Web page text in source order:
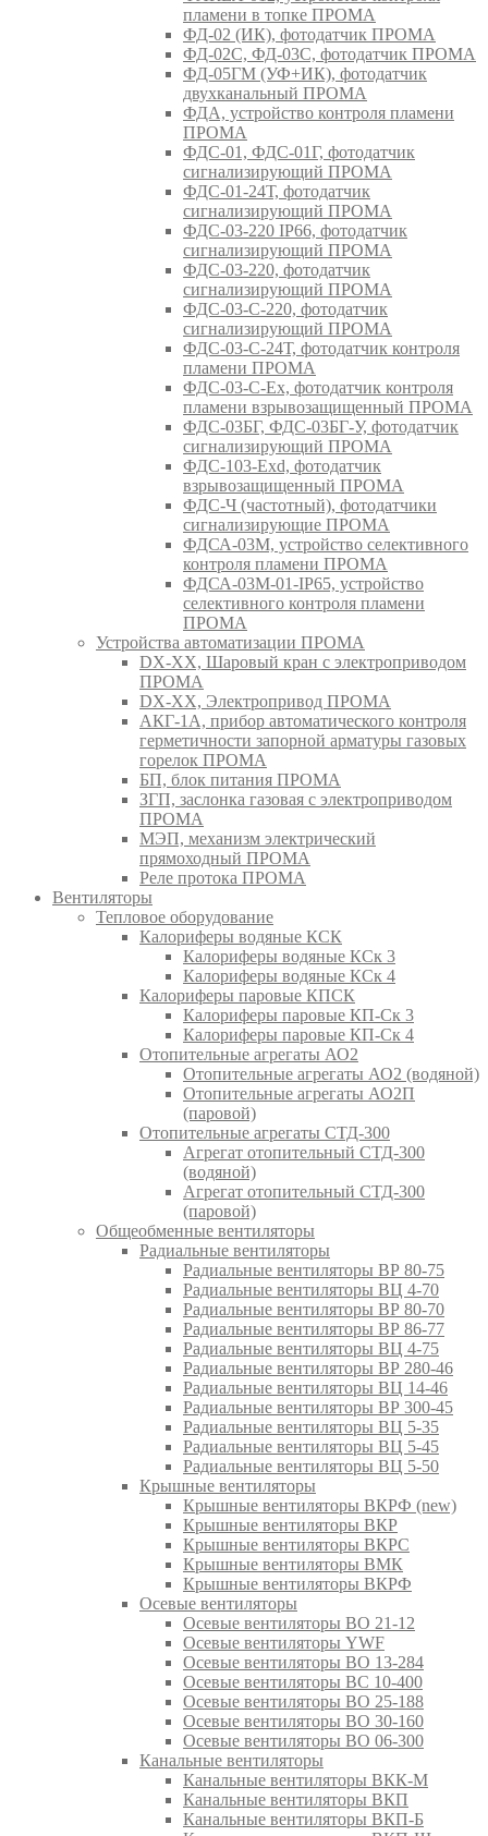
пламени в топке ПРОМА
ФД-02 (ИК), фотодатчик ПРОМА
ФД-02С, ФД-03С, фотодатчик ПРОМА
ФД-05ГМ (УФ+ИК), фотодатчик
двухканальный ПРОМА
ФДА, устройство контроля пламени
ПРОМА
ФДС-01, ФДС-01Г, фотодатчик
сигнализирующий ПРОМА
ФДС-01-24Т, фотодатчик
сигнализирующий ПРОМА
ФДС-03-220 IP66, фотодатчик
сигнализирующий ПРОМА
ФДС-03-220, фотодатчик
сигнализирующий ПРОМА
ФДС-03-С-220, фотодатчик
сигнализирующий ПРОМА
ФДС-03-С-24Т, фотодатчик контроля
пламени ПРОМА
ФДС-03-С-Ex, фотодатчик контроля
пламени взрывозащищенный ПРОМА
ФДС-03БГ, ФДС-03БГ-У, фотодатчик
сигнализирующий ПРОМА
ФДС-103-Ехd, фотодатчик
взрывозащищенный ПРОМА
ФДС-Ч (частотный), фотодатчики
сигнализирующие ПРОМА
ФДСА-03М, устройство селективного
контроля пламени ПРОМА
ФДСА-03М-01-IP65, устройство
селективного контроля пламени
ПРОМА
Устройства автоматизации ПРОМА
DX-XX, Шаровый кран c электроприводом
ПРОМА
DX-XX, Электропривод ПРОМА
АКГ-1А, прибор автоматического контроля
герметичности запорной арматуры газовых
горелок ПРОМА
БП, блок питания ПРОМА
ЗГП, заслонка газовая с электроприводом
ПРОМА
МЭП, механизм электрический
прямоходный ПРОМА
Реле протока ПРОМА
Вентиляторы
Тепловое оборудование
Калориферы водяные КСК
Калориферы водяные КСк 3
Калориферы водяные КСк 4
Калориферы паровые КПСК
Калориферы паровые КП-Ск 3
Калориферы паровые КП-Ск 4
Отопительные агрегаты АО2
Отопительные агрегаты АО2 (водяной)
Отопительные агрегаты АО2П
(паровой)
Отопительные агрегаты СТД-300
Агрегат отопительный СТД-300
(водяной)
Агрегат отопительный СТД-300
(паровой)
Общеобменные вентиляторы
Радиальные вентиляторы
Радиальные вентиляторы ВР 80-75
Радиальные вентиляторы ВЦ 4-70
Радиальные вентиляторы ВР 80-70
Радиальные вентиляторы ВР 86-77
Радиальные вентиляторы ВЦ 4-75
Радиальные вентиляторы ВР 280-46
Радиальные вентиляторы ВЦ 14-46
Радиальные вентиляторы ВР 300-45
Радиальные вентиляторы ВЦ 5-35
Радиальные вентиляторы ВЦ 5-45
Радиальные вентиляторы ВЦ 5-50
Крышные вентиляторы
Крышные вентиляторы ВКРФ (new)
Крышные вентиляторы ВКР
Крышные вентиляторы ВКРС
Крышные вентиляторы ВМК
Крышные вентиляторы ВКРФ
Осевые вентиляторы
Осевые вентиляторы ВО 21-12
Осевые вентиляторы YWF
Осевые вентиляторы ВО 13-284
Осевые вентиляторы ВС 10-400
Осевые вентиляторы ВО 25-188
Осевые вентиляторы ВО 30-160
Осевые вентиляторы ВО 06-300
Канальные вентиляторы
Канальные вентиляторы ВКК-М
Канальные вентиляторы ВКП
Канальные вентиляторы ВКП-Б